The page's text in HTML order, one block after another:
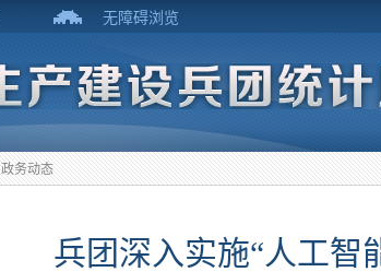
无障碍浏览
政务动态
兵团深入实施“人工智